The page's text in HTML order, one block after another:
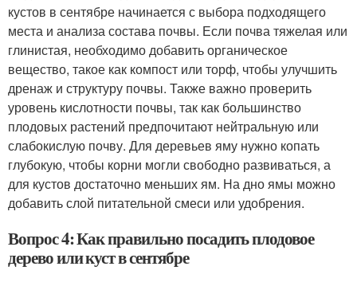
кустов в сентябре начинается с выбора подходящего
места и анализа состава почвы. Если почва тяжелая или
глинистая, необходимо добавить органическое
вещество, такое как компост или торф, чтобы улучшить
дренаж и структуру почвы. Также важно проверить
уровень кислотности почвы, так как большинство
плодовых растений предпочитают нейтральную или
слабокислую почву. Для деревьев яму нужно копать
глубокую, чтобы корни могли свободно развиваться, а
для кустов достаточно меньших ям. На дно ямы можно
добавить слой питательной смеси или удобрения.
Вопрос 4: Как правильно посадить плодовое
дерево или куст в сентябре